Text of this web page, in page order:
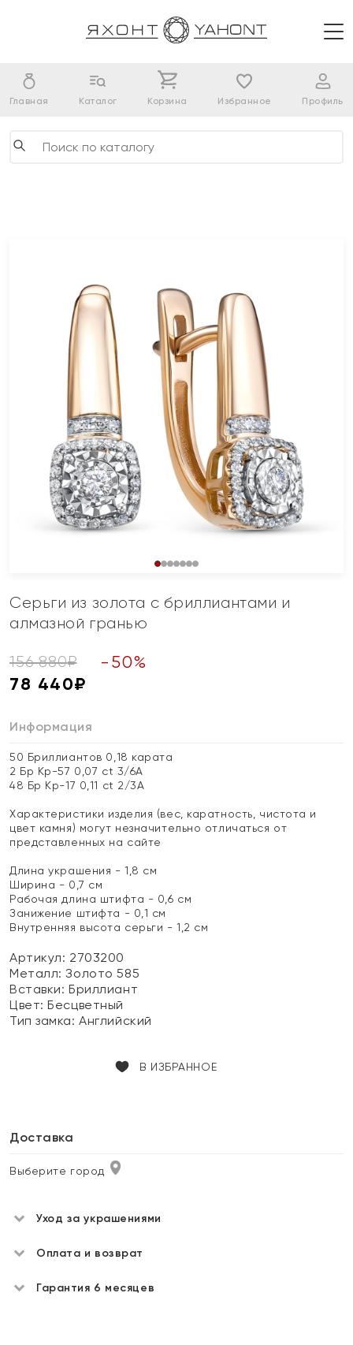
Главная Каталог Корзина Избранное Профиль
Серьги из золота с бриллиантами и
алмазной гранью
156 880₽ - 50%
78 440₽
Информация
50 Бриллиантов 0,18 карата
2 Бр Кр-57 0,07 ct 3/6А
48 Бр Кр-17 0,11 ct 2/3А
Характеристики изделия (вес, каратность, чистота и
цвет камня) могут незначительно отличаться от
представленных на сайте
Длина украшения - 1,8 см
Ширина - 0,7 см
Рабочая длина штифта - 0,6 см
Занижение штифта - 0,1 см
Внутренняя высота серьги - 1,2 см
Артикул: 2703200
Металл:Золото 585
Вставки:Бриллиант
Цвет:Бесцветный
Тип замка:Английский
В ИЗБРАННОЕ
Доставка
Выберите город
Уход за украшениями
Оплата и возврат
Гарантия 6 месяцев